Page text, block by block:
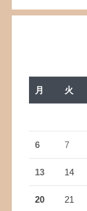
月 火
6 7
13 14
20 21